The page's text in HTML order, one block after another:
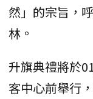
然」的宗旨，
林。
升旗典禮將於
客中心前舉行